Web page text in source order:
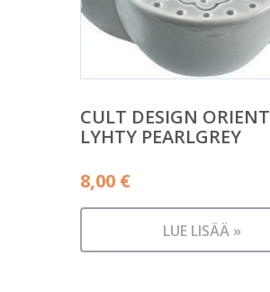
CULT DESIGN ORIENT
LYHTY PEARLGREY
8,00 €
LUE LISÄÄ »